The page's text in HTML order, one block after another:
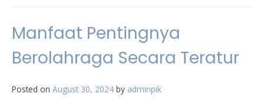
Manfaat Pentingnya
Berolahraga Secara Teratur
Posted on August 30, 2024 by adminpik